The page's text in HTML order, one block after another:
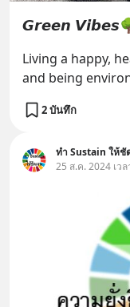
𝙂𝙧𝙚𝙚𝙣
Living a happy,
and being
2 บันทึก
ทำ Sustain ให้ชั
25 ส.ค. 2024 เว